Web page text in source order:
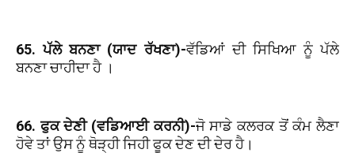
65. ਪੱਲੇ ਬਨਣਾ (ਯਾਦ ਰੱਖਣਾ)-ਵੱਡਿਆਂ ਦੀ ਸਿਖਿਆ ਨੂੰ ਪੱਲੇ
ਬਨਣਾ ਚਾਹੀਦਾ ਹੈ ।
66. ਫੁਕ ਦੇਣੀ (ਵਡਿਆਈ ਕਰਨੀ)-ਜੋ ਸਾਡੇ ਕਲਰਕ ਤੋਂ ਕੰਮ ਲੈਣਾ
ਹੋਵੇ ਤਾਂ ਉਸ ਨੂੰ ਥੋੜ੍ਹੀ ਜਿਹੀ ਫੂਕ ਦੇਣ ਦੀ ਦੇਰ ਹੈ।